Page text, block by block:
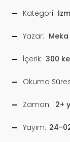
Kategori:
Yazar: Meka
İçerik: 300
Okuma
Zaman: 2+
Yayım: 24-